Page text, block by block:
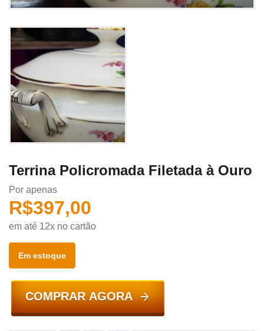
Terrina Policromada Filetada à Ouro
Por apenas
R$397,00
em até 12x no cartão
Em estoque
COMPRAR AGORA